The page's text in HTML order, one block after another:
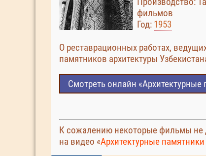
фильмов
Год: 1953
О реставрационных работах,
памятников архитектуры
Смотреть онлайн
К сожалению некоторые фильмы не
на видео «Архитектурные